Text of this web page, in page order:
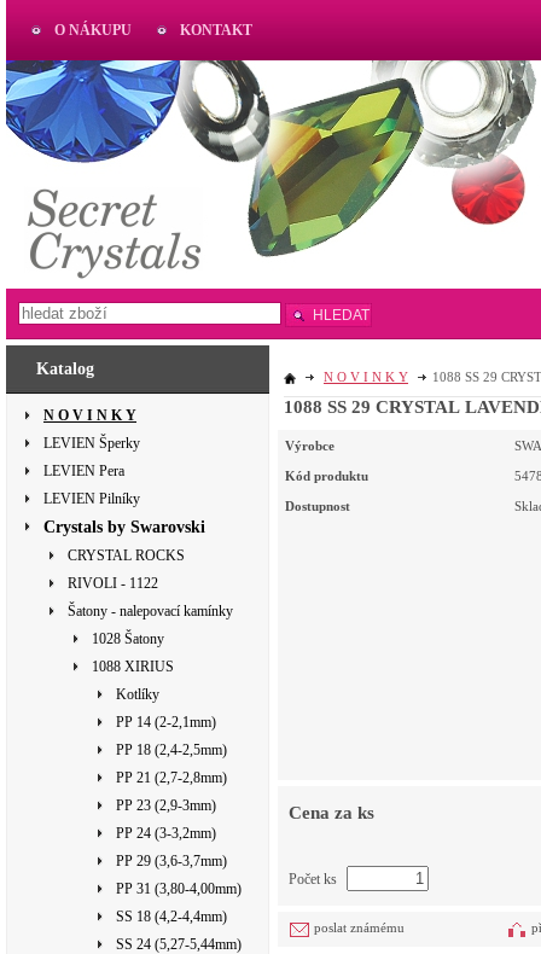
Katalog
N O V I N K Y
LEVIEN Šperky
LEVIEN Pera
LEVIEN Pilníky
Crystals by Swarovski
CRYSTAL ROCKS
RIVOLI - 1122
Šatony - nalepovací kamínky
1028 Šatony
1088 XIRIUS
Kotlíky
PP 14 (2-2,1mm)
PP 18 (2,4-2,5mm)
PP 21 (2,7-2,8mm)
PP 23 (2,9-3mm)
PP 24 (3-3,2mm)
PP 29 (3,6-3,7mm)
PP 31 (3,80-4,00mm)
SS 18 (4,2-4,4mm)
SS 24 (5,27-5,44mm)
N O V I N K Y 1088 SS 29
1088 SS 29 CRYSTAL
Výrobce
Kód produktu
Dostupnost
Cena za ks
Počet ks
poslat známému
O NÁKUPU KONTAKT
AKTUAL
www.aktual-koralky.cz
HLEDAT